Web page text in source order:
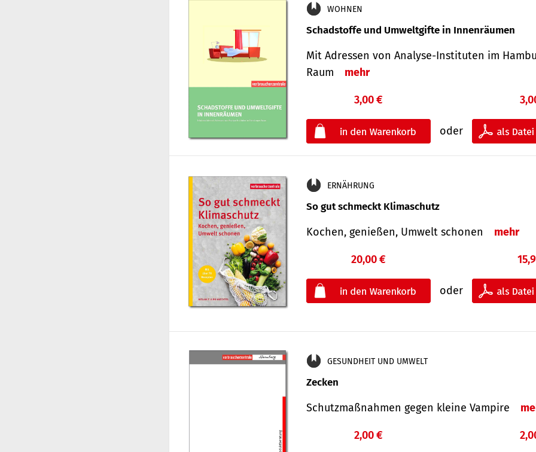
WOHNEN
Schadstoffe und Umweltgifte in Innenräumen
Mit Adressen von Analyse-Insti­tuten im
Raum
mehr
3,00 €
oder
ERNÄHRUNG
So gut schmeckt Klimaschutz
Kochen, genießen, Umwelt schonen mehr
20,00 €
oder
GESUNDHEIT UND UMWELT
Zecken
Schutz­maß­nahmen gegen kleine Vampire
2,00 €